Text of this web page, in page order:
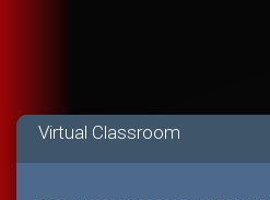
Virtual Classroom